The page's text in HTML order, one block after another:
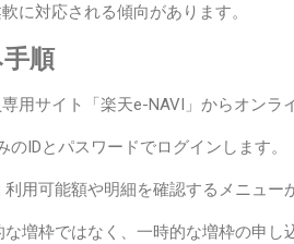
に対応される傾向があります。
順
用サイト「楽天e-NAVI」からオンラ
のIDとパスワードでログインします。
利用可能額や明細を確認するメニュー
増枠ではなく、一時的な増枠の申し